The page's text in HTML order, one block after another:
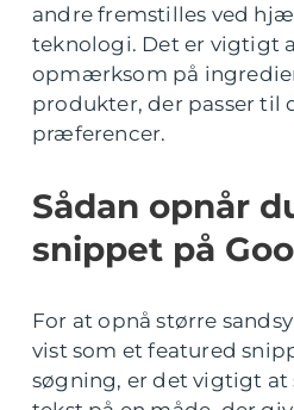
andre fremstilles ved
teknologi. Det er vigtigt
opmærksom på
produkter, der passer til
præferencer.
Sådan opnår
snippet på
For at opnå større
vist som et featured
søgning, er det vigtigt